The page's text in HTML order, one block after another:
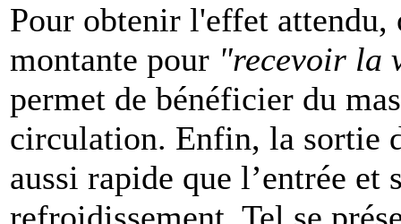
Pour obtenir l'effet attendu,
montante pour "recevoir la
permet de bénéficier du
circulation. Enfin, la sortie
aussi rapide que l’entrée